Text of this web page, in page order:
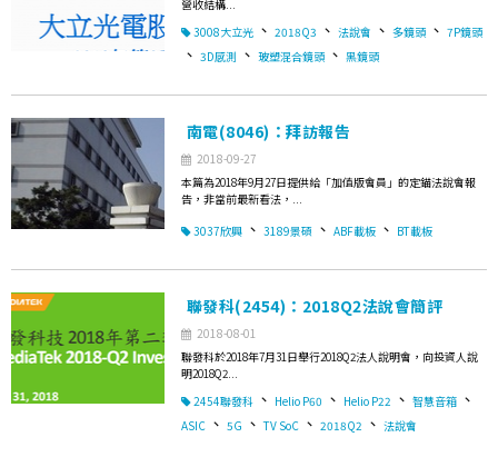
營收結構...
3008大立光 、 2018Q3 、 法說會 、 多鏡頭 、 7P鏡頭
、 3D感測 、 玻塑混合鏡頭 、 黑鏡頭
南電(8046)：拜訪報告
2018-09-27
本篇為2018年9月27日提供給「加值版會員」的定錨法說會報
告，非當前最新看法，...
3037欣興 、 3189景碩 、 ABF載板 、 BT載板
聯發科(2454)：2018Q2法說會簡評
2018-08-01
聯發科於2018年7月31日舉行2018Q2法人說明會，向投資人說
明2018Q2...
2454聯發科 、 Helio P60 、 Helio P22 、 智慧音箱 、
ASIC 、 5G 、 TV SoC 、 2018Q2 、 法說會